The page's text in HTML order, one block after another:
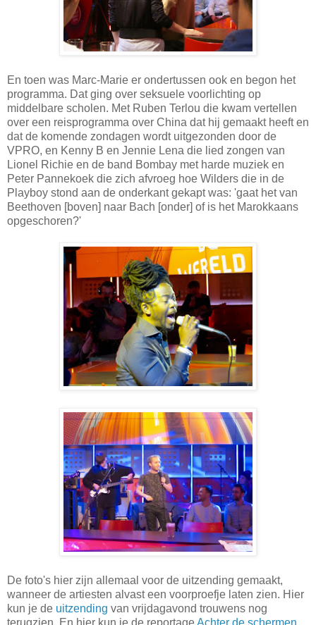
En toen was Marc-Marie er ondertussen ook en begon het
programma. Dat ging over seksuele voorlichting op
middelbare scholen. Met Ruben Terlou die kwam vertellen
over een reisprogramma over China dat hij gemaakt heeft en
dat de komende zondagen wordt uitgezonden door de
VPRO, en Kenny B en Jennie Lena die lied zongen van
Lionel Richie en de band Bombay met harde muziek en
Peter Pannekoek die zich afvroeg hoe Wilders die in de
Playboy stond aan de onderkant gekapt was: 'gaat het van
Beethoven [boven] naar Bach [onder] of is het Marokkaans
opgeschoren?'
De foto's hier zijn allemaal voor de uitzending gemaakt,
wanneer de artiesten alvast een voorproefje laten zien. Hier
kun je de uitzending van vrijdagavond trouwens nog
terugzien. En hier kun je de reportage Achter de schermen